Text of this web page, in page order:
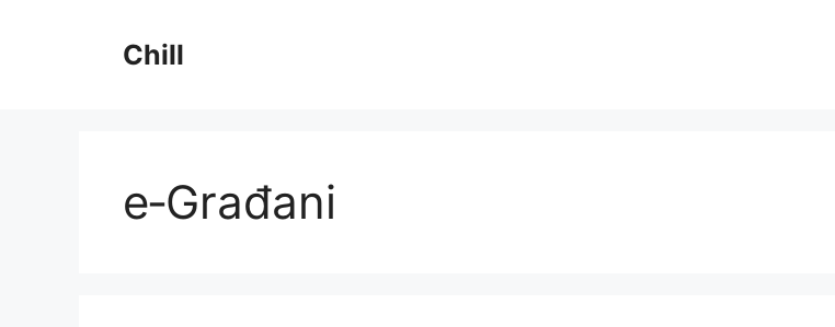
Chill
e‑Građani